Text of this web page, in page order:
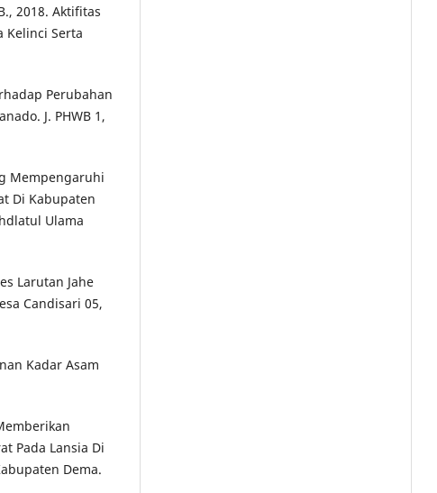
2018. Aktifitas
Kelinci Serta
Perubahan
J. PHWB 1,
Mempengaruhi
Di Kabupaten
Ulama
Larutan Jahe
Candisari 05,
Kadar Asam
Pada Lansia Di
Dema.